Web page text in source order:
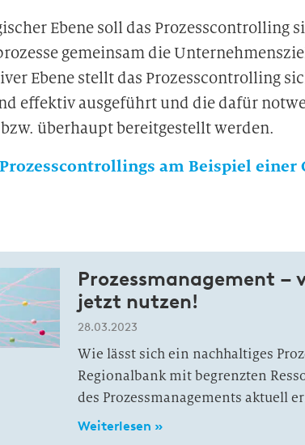
Ebene soll das Prozesscontrolling
gemeinsam die
Ebene stellt das Prozesscontrolling
effektiv ausgeführt und die dafür
überhaupt bereitgestellt werden.
am Beispiel einer
Prozessmanagement –
jetzt nutzen!
28.03.2023
Wie lässt sich ein nachhaltiges
Regionalbank mit begrenzten
des Prozessmanagements aktuell
Weiterlesen »